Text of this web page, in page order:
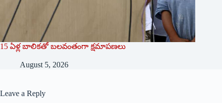
15 ఏళ్ల బాలికతో బలవంతంగా క్షమాపణలు
August 5, 2026
Leave a Reply